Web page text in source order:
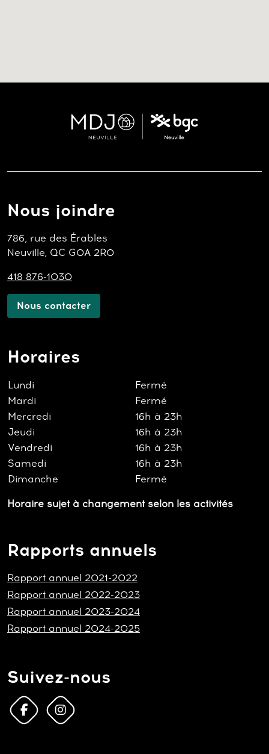
Nous joindre
786, rue des Érables
Neuville, QC G0A 2R0
418 876-1030
Nous contacter
Horaires
Lundi
Fermé
Mardi
Fermé
Mercredi
16h à 23h
Jeudi
16h à 23h
Vendredi
16h à 23h
Samedi
16h à 23h
Dimanche
Fermé
Horaire sujet à changement selon les activités
Rapports annuels
Rapport annuel 2021-2022
Rapport annuel 2022-2023
Rapport annuel 2023-2024
Rapport annuel 2024-2025
Suivez-nous